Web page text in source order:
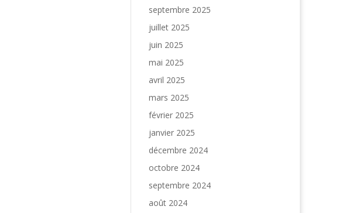
septembre 2025
juillet 2025
juin 2025
mai 2025
avril 2025
mars 2025
février 2025
janvier 2025
décembre 2024
octobre 2024
septembre 2024
août 2024